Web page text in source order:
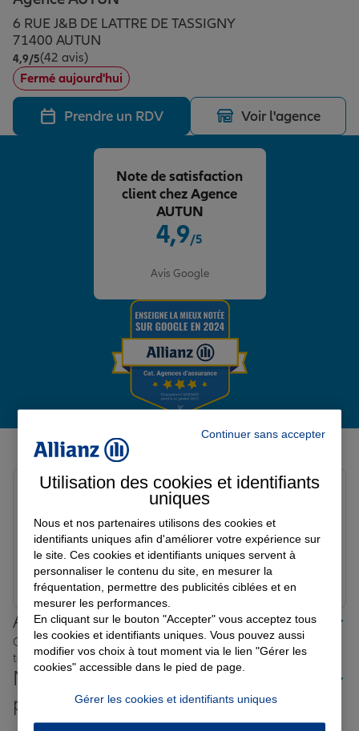
Assurance emprunteur
Prévoyance et dépendance
Assurance animal de compagnie
Protection de la famille
Protection juridique
Épargne & retraite
Plan épargne retraite
Assurance vie
Placements financiers
Investissements immobiliers
Transmission
Vos projets
Partir en vacances
Départ à la retraite
Préparer l’avenir
Conseil assurance
Assurance habitation
Le Pack Famille
Garantie des accidents de la vie
Protection juridique
Retraite
Tous nos devis d'assurance
Allianz en France
6 RUE J&B DE LATTRE DE TASSIGNY
71400 AUTUN
4,9/5Note de 4.9 sur 5
(42 avis)
Fermé aujourd'hui
Prendre un RDV Voir l'agence
4,9/5
Avis Google
Note de satisfaction
client chez Agence
AUTUN
Avis de l'agence Agence AUTUN
Avis sur une période de 6 mois
Le 08/07/2026 - Agence AUTUN
À l’écoute et très réactif.
Lucile B.
Prendre un RDV Voir l'agence
Allianz proche de chez vous
Où que vous soyez en France, nos agences Allianz sont
toujours près de chez vous.
Nos offres d'assurance dans les
plus grandes villes de France
Continuer sans accepter
Utilisation des cookies et identifiants
uniques
Nous et nos partenaires utilisons des cookies et
identifiants uniques afin d'améliorer votre expérience sur
le site. Ces cookies et identifiants uniques servent à
personnaliser le contenu du site, en mesurer la
fréquentation, permettre des publicités ciblées et en
mesurer les performances.
En cliquant sur le bouton "Accepter" vous acceptez tous
les cookies et identifiants uniques. Vous pouvez aussi
modifier vos choix à tout moment via le lien "Gérer les
cookies" accessible dans le pied de page.
Gérer les cookies et identifiants uniques